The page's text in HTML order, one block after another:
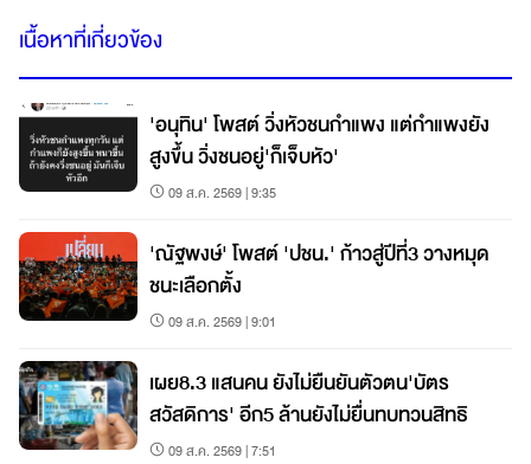
เนื้อหาที่เกี่ยวข้อง
'อนุทิน' โพสต์ วิ่งหัวชนกำแพง แต่กำแพงยัง
สูงขึ้น วิ่งชนอยู่'ก็เจ็บหัว'
09 ส.ค. 2569 | 9:35
'ณัฐพงษ์' โพสต์ 'ปชน.' ก้าวสู่ปีที่3 วางหมุด
ชนะเลือกตั้ง
09 ส.ค. 2569 | 9:01
เผย8.3 แสนคน ยังไม่ยืนยันตัวตน'บัตร
สวัสดิการ' อีก5 ล้านยังไม่ยื่นทบทวนสิทธิ
09 ส.ค. 2569 | 7:51